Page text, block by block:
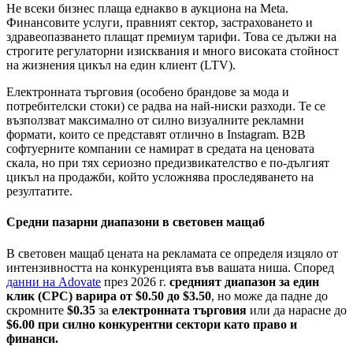
Не всеки бизнес плаща еднакво в аукциона на Meta.
Финансовите услуги, правният сектор, застраховането и
здравеопазването плащат премиум тарифи. Това се дължи на
строгите регулаторни изисквания и много високата стойност
на жизнения цикъл на един клиент (LTV).
Електронната търговия (особено брандове за мода и
потребителски стоки) се радва на най-ниски разходи. Те се
възползват максимално от силно визуалните рекламни
формати, които се представят отлично в Instagram. B2B
софтуерните компании се намират в средата на ценовата
скала, но при тях сериозно предизвикателство е по-дългият
цикъл на продажби, който усложнява проследяването на
резултатите.
Средни пазарни диапазони в световен мащаб
В световен мащаб цената на рекламата се определя изцяло от
интензивността на конкуренцията във вашата ниша. Според
данни на Adovate през 2026 г. средният диапазон за един
клик (CPC) варира от $0.50 до $3.50, но може да падне до
скромните $0.35 за електронната търговия или да нарасне до
$6.00 при силно конкурентни сектори като право и
финанси.